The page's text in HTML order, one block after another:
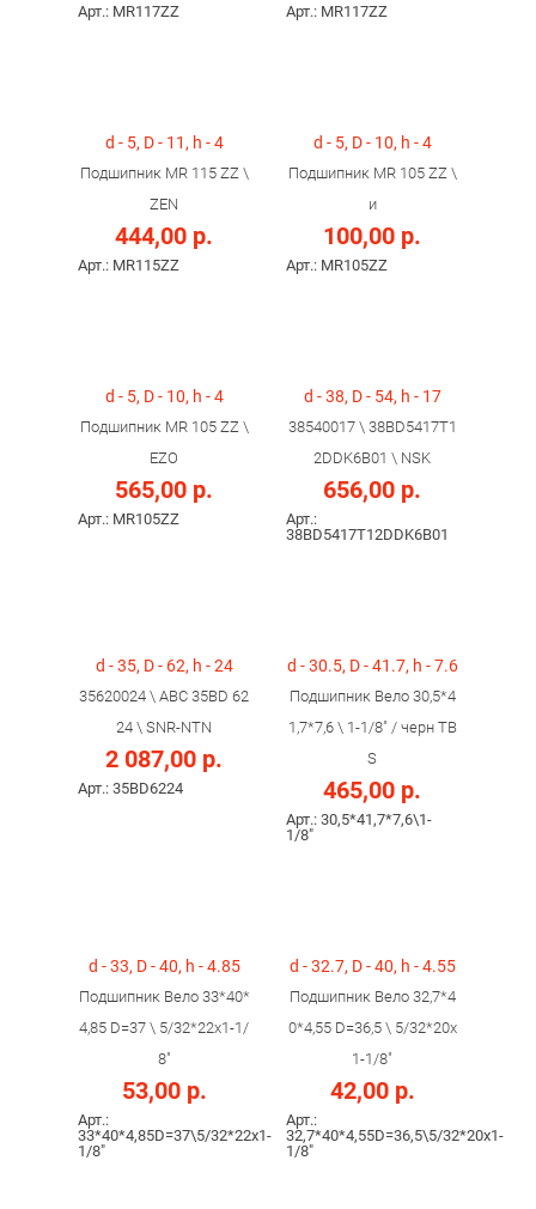
Арт.: MR117ZZ Арт.: MR117ZZ
d - 5, D - 11, h - 4
Подшипник MR 115 ZZ \
ZEN
444,00 р.
Арт.: MR115ZZ
d - 5, D - 10, h - 4
Подшипник MR 105 ZZ \
и
100,00 р.
Арт.: MR105ZZ
d - 5, D - 10, h - 4
Подшипник MR 105 ZZ \
EZO
565,00 р.
Арт.: MR105ZZ
d - 38, D - 54, h - 17
38540017 \ 38BD5417T1
2DDK6B01 \ NSK
656,00 р.
Арт.:
38BD5417T12DDK6B01
d - 35, D - 62, h - 24
35620024 \ ABC 35BD 62
24 \ SNR-NTN
2 087,00 р.
Арт.: 35BD6224
d - 30.5, D - 41.7, h - 7.6
Подшипник Вело 30,5*4
1,7*7,6 \ 1-1/8" / черн TB
S
465,00 р.
Арт.: 30,5*41,7*7,6\1-
1/8"
d - 33, D - 40, h - 4.85
Подшипник Вело 33*40*
4,85 D=37 \ 5/32*22x1-1/
8"
53,00 р.
Арт.:
33*40*4,85D=37\5/32*22x1-
1/8"
d - 32.7, D - 40, h - 4.55
Подшипник Вело 32,7*4
0*4,55 D=36,5 \ 5/32*20x
1-1/8"
42,00 р.
Арт.:
32,7*40*4,55D=36,5\5/32*20x1-
1/8"